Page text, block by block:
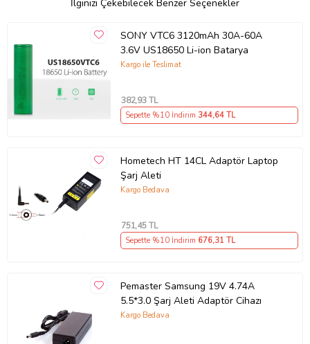
İlginizi Çekebilecek Benzer Seçenekler
SONY VTC6 3120mAh 30A-60A
3.6V US18650 Li-ion Batarya
Kargo ile Teslimat
382,93 TL
Sepette %10 İndirim 344,64 TL
Hometech HT 14CL Adaptör Laptop
Şarj Aleti
Kargo Bedava
751,45 TL
Sepette %10 İndirim 676,31 TL
Pemaster Samsung 19V 4.74A
5.5*3.0 Şarj Aleti Adaptör Cihazı
Kargo Bedava